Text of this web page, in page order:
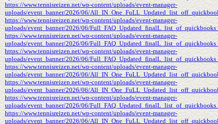
https://www.tennisreizen.net/wp-content/uploads/event-manager-
uploads/event_banner/2026/06/
https://www.tennisreizen.net/wp-content/uploads/event-manager-
uploads/event_banner/2026/06/
https://www.tennisreizen.net/wp-content/uploads/event-manager-
uploads/event_banner/2026/06/
https://www.tennisreizen.net/wp-content/uploads/event-manager-
uploads/event_banner/2026/06/
https://www.tennisreizen.net/wp-content/uploads/event-manager-
uploads/event_banner/2026/06/
https://www.tennisreizen.net/wp-content/uploads/event-manager-
uploads/event_banner/2026/06/
https://www.tennisreizen.net/wp-content/uploads/event-manager-
uploads/event_banner/2026/06/
https://www.tennisreizen.net/wp-content/uploads/event-manager-
uploads/event_banner/2026/06/